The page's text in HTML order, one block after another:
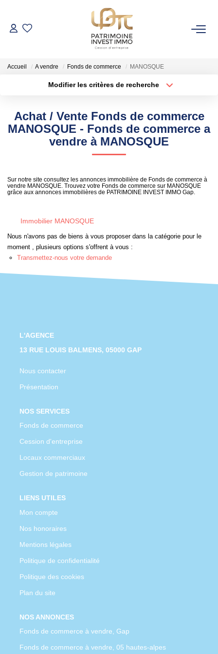
NOS BIENS
Cession D'entreprise
VENDRE
Accueil A vendre Fonds de commerce MANOSQUE
Modifier les critères de recherche
Surface min Budget max
Rayon Plus de critères
Achat / Vente Fonds de commerce
MANOSQUE - Fonds de commerce a
vendre à MANOSQUE
Sur notre site consultez les annonces immobilière de Fonds de commerce à
vendre MANOSQUE. Trouvez votre Fonds de commerce sur MANOSQUE
grâce aux annonces immobilières de PATRIMOINE INVEST IMMO Gap.
Immobilier MANOSQUE
Nous n'avons pas de biens à vous proposer dans la catégorie pour le
moment , plusieurs options s'offrent à vous :
Transmettez-nous votre demande
L'AGENCE
13 RUE LOUIS BALMENS, 05000 GAP
Nous contacter
Présentation
NOS SERVICES
Fonds de commerce
Cession d'entreprise
Locaux commerciaux
Gestion de patrimoine
LIENS UTILES
Mon compte
Nos honoraires
Mentions légales
Politique de confidentialité
Politique des cookies
Plan du site
NOS ANNONCES
Fonds de commerce à vendre, Gap
Fonds de commerce à vendre, 05 hautes-alpes